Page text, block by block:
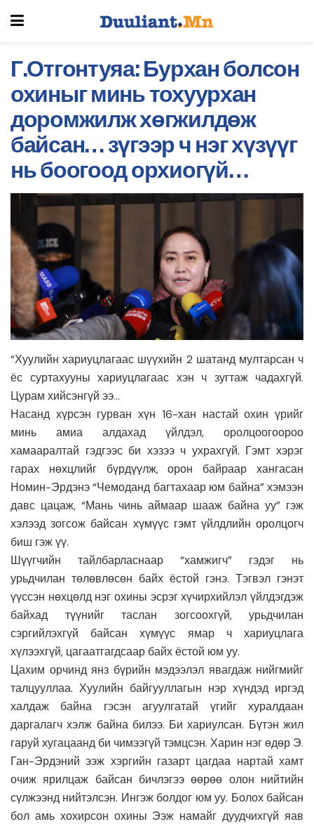
Г.Отгонтуяа: Бурхан болсон
охиныг минь тохуурхан
доромжилж хөгжилдөж
байсан… зүгээр ч нэг хүзүүг
нь боогоод орхиогүй…
“Хуулийн хариуцлагаас шүүхийн 2 шатанд мултарсан ч
ёс суртахууны хариуцлагаас хэн ч зугтаж чадахгүй.
Цурам хийсэнгүй ээ…
Насанд хүрсэн гурван хүн 16-хан настай охин үрийг
минь амиа алдахад үйлдэл, оролцоогоороо
хамааралтай гэдгээс би хэзээ ч ухрахгүй. Гэмт хэрэг
гарах нөхцлийг бүрдүүлж, орон байраар хангасан
Номин-Эрдэнэ “Чемоданд багтахаар юм байна” хэмээн
давс цацаж, “Мань чинь аймаар шааж байна уу” гэж
хэлээд зогсож байсан хүмүүс гэмт үйлдлийн оролцогч
биш гэж үү.
Шүүгчийн тайлбарласнаар “хамжигч” гэдэг нь
урьдчилан төлөвлөсөн байх ёстой гэнэ. Тэгвэл гэнэт
үүссэн нөхцөлд нэг охины эсрэг хүчирхийлэл үйлдэгдэж
байхад түүнийг таслан зогсоохгүй, урьдчилан
сэргийлэхгүй байсан хүмүүс ямар ч хариуцлага
хүлээхгүй, цагаатгагдсаар байх ёстой юм уу.
Цахим орчинд янз бүрийн мэдээлэл явагдаж нийгмийг
талцууллаа. Хуулийн байгууллагын нэр хүндэд иргэд
халдаж байна гэсэн агуулгатай үгийг хуралдаан
даргалагч хэлж байна билээ. Би хариулсан. Бүтэн жил
гаруй хугацаанд би чимээгүй тэмцсэн. Харин нэг өдөр Э.
Ган-Эрдэний ээж хэргийн газарт цагдаа нартай хамт
очиж ярилцаж байсан бичлэгээ өөрөө олон нийтийн
сүлжээнд нийтэлсэн. Ингэж болдог юм уу. Болох байсан
бол амь хохирсон охины Ээж намайг дуудчихгүй яав